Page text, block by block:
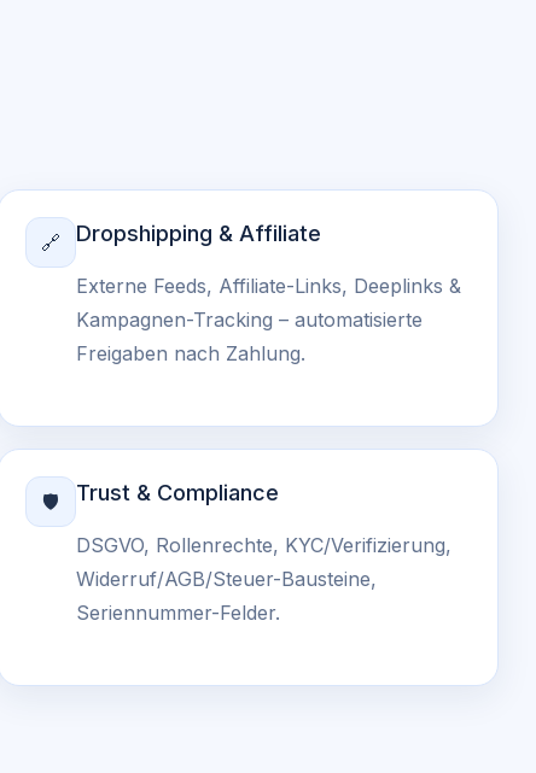
🔗 Dropshipping & Affiliate
Externe Feeds, Affiliate-Links, Deeplinks &
Kampagnen-Tracking – automatisierte
Freigaben nach Zahlung.
🛡️ Trust & Compliance
DSGVO, Rollenrechte, KYC/Verifizierung,
Widerruf/AGB/Steuer-Bausteine,
Seriennummer-Felder.